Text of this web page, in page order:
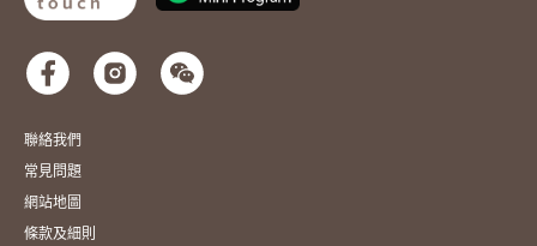
聯絡我們
常見問題
網站地圖
條款及細則